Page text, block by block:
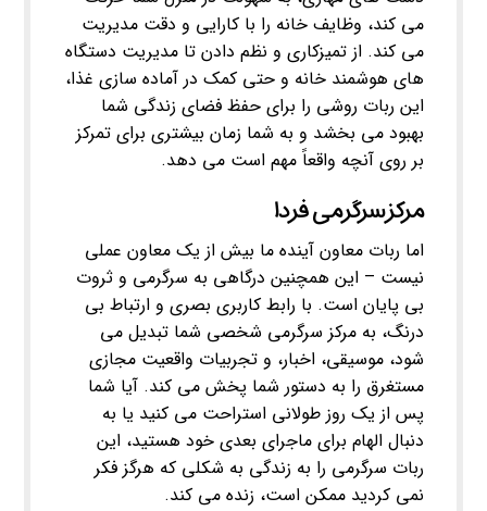
می کند، وظایف خانه را با کارایی و دقت مدیریت
می کند. از تمیزکاری و نظم دادن تا مدیریت دستگاه
های هوشمند خانه و حتی کمک در آماده سازی غذا،
این ربات روشی را برای حفظ فضای زندگی شما
بهبود می بخشد و به شما زمان بیشتری برای تمرکز
بر روی آنچه واقعاً مهم است می دهد.
مرکز سرگرمی فردا
اما ربات معاون آینده ما بیش از یک معاون عملی
نیست – این همچنین درگاهی به سرگرمی و ثروت
بی پایان است. با رابط کاربری بصری و ارتباط بی
درنگ، به مرکز سرگرمی شخصی شما تبدیل می
شود، موسیقی، اخبار، و تجربیات واقعیت مجازی
مستغرق را به دستور شما پخش می کند. آیا شما
پس از یک روز طولانی استراحت می کنید یا به
دنبال الهام برای ماجرای بعدی خود هستید، این
ربات سرگرمی را به زندگی به شکلی که هرگز فکر
نمی کردید ممکن است، زنده می کند.